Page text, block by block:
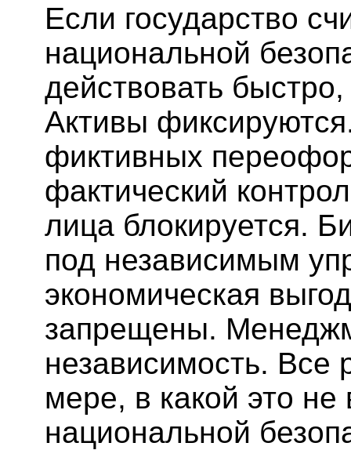
Если государство
национальной
действовать
Активы
фиктивных
фактический
лица блокируется.
под независимым
экономическая
запрещены.
независимость. Все
мере, в какой это
национальной